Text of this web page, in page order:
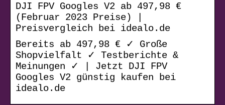
DJI FPV Googles V2 ab 497,98 €
(Februar 2023 Preise) |
Preisvergleich bei idealo.de
Bereits ab 497,98 € ✓ Große
Shopvielfalt ✓ Testberichte &
Meinungen ✓ | Jetzt DJI FPV
Googles V2 günstig kaufen bei
idealo.de